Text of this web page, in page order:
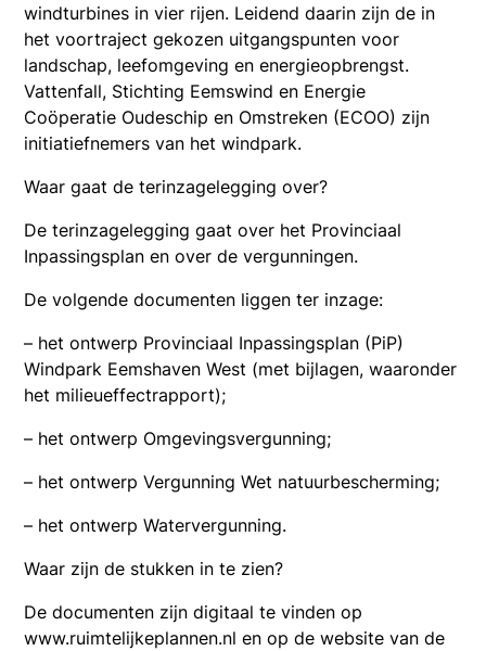
windturbines in vier rijen. Leidend daarin zijn de in
het voortraject gekozen uitgangspunten voor
landschap, leefomgeving en energieopbrengst.
Vattenfall, Stichting Eemswind en Energie
Coöperatie Oudeschip en Omstreken (ECOO) zijn
initiatiefnemers van het windpark.
Waar gaat de terinzagelegging over?
De terinzagelegging gaat over het Provinciaal
Inpassingsplan en over de vergunningen.
De volgende documenten liggen ter inzage:
– het ontwerp Provinciaal Inpassingsplan (PiP)
Windpark Eemshaven West (met bijlagen, waaronder
het milieueffectrapport);
– het ontwerp Omgevingsvergunning;
– het ontwerp Vergunning Wet natuurbescherming;
– het ontwerp Watervergunning.
Waar zijn de stukken in te zien?
De documenten zijn digitaal te vinden op
www.ruimtelijkeplannen.nl en op de website van de